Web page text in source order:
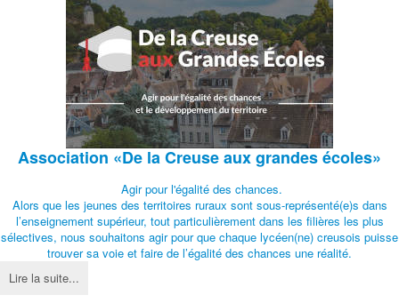
Association «De la Creuse aux grandes écoles»
Agir pour l'égalité des chances.
Alors que les jeunes des territoires ruraux sont sous-représenté(e)s dans
l’enseignement supérieur, tout particulièrement dans les filières les plus
sélectives, nous souhaitons agir pour que chaque lycéen(ne) creusois puisse
trouver sa voie et faire de l’égalité des chances une réalité.
Lire la suite...